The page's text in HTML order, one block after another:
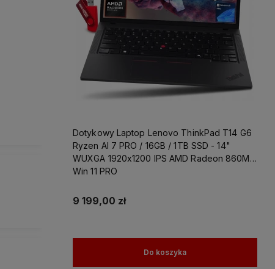
Dotykowy Laptop Lenovo ThinkPad T14 G6
Ryzen AI 7 PRO / 16GB / 1TB SSD - 14"
WUXGA 1920x1200 IPS AMD Radeon 860M
Win 11 PRO
9 199,00 zł
Do koszyka